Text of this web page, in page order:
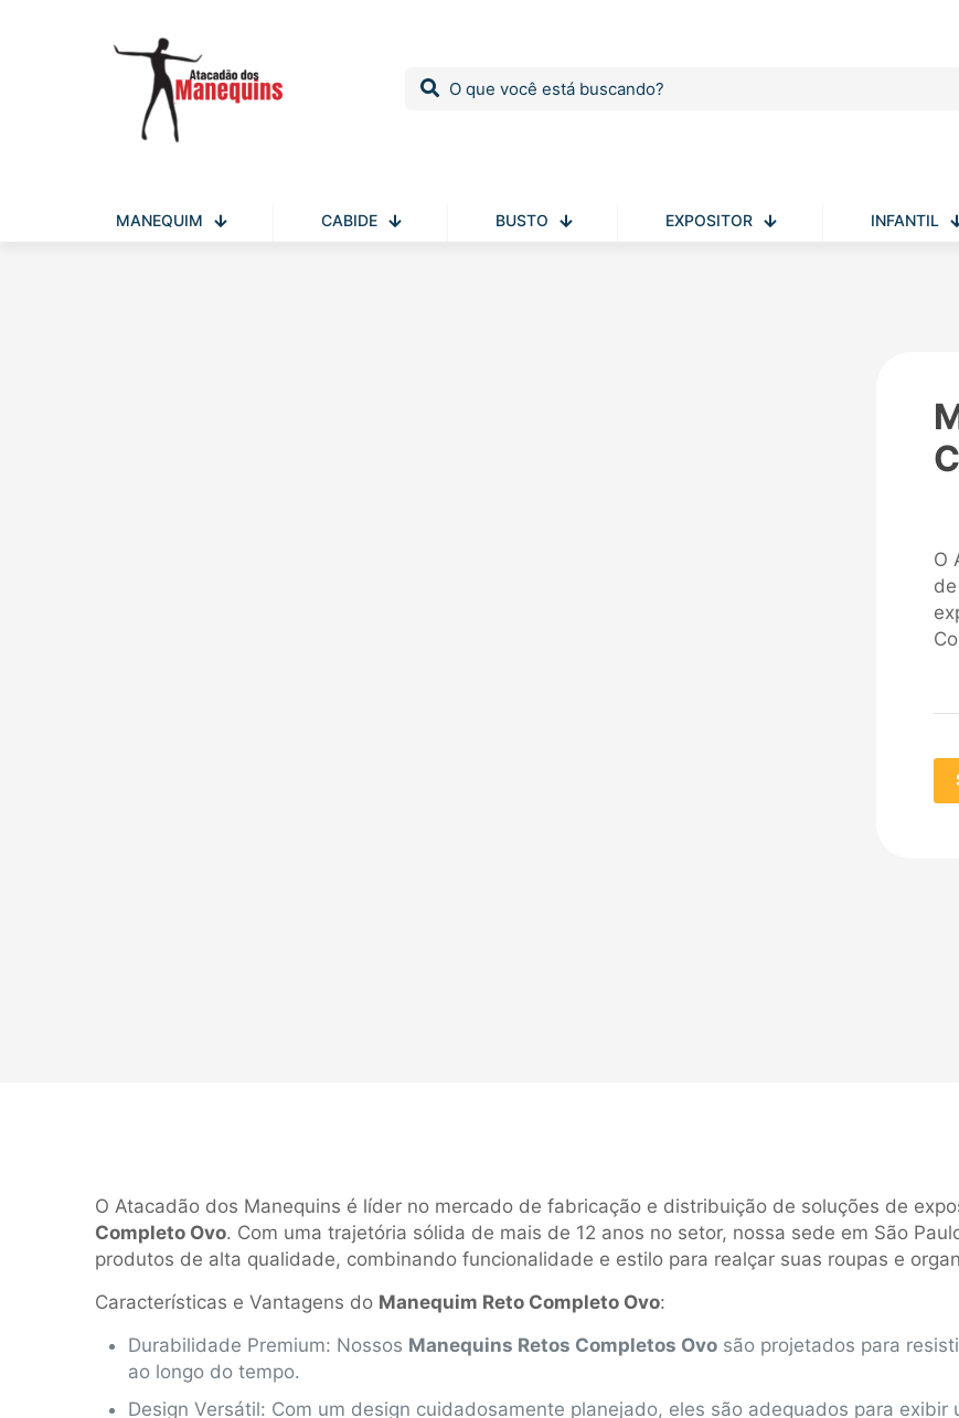
MANEQUIM CABIDE BUSTO EXPOSITOR INFANTIL
O
O Atacadão dos Manequins é líder no mercado de fabricação e distribuição de soluções de
Completo Ovo. Com uma trajetória sólida de mais de 12 anos no setor, nossa sede em São
produtos de alta qualidade, combinando funcionalidade e estilo para realçar suas roupas e
Características e Vantagens do Manequim Reto Completo Ovo:
Durabilidade Premium: Nossos Manequins Retos Completos Ovosão projetados para
ao longo do tempo.
Design Versátil: Com um design cuidadosamente planejado, eles são adequados para